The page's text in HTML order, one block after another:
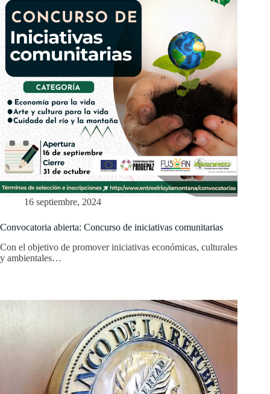
16 septiembre, 2024
Convocatoria abierta: Concurso de iniciativas comunitarias
Con el objetivo de promover iniciativas económicas, culturales
y ambientales…